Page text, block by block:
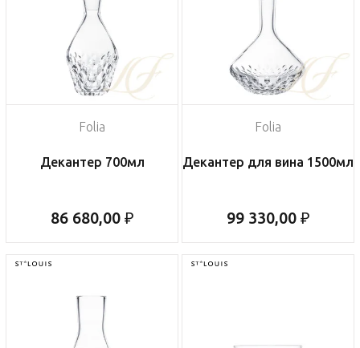
Folia
Декантер 700мл
86 680,00 ₽
Folia
Декантер для вина 1500мл
99 330,00 ₽